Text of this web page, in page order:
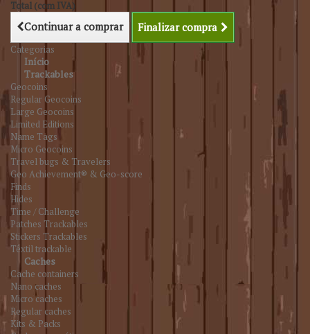
Total (com IVA)
Continuar a comprar Finalizar compra
Categorias
Início
Trackables
Geocoins
Regular Geocoins
Large Geocoins
Limited Editions
Name Tags
Micro Geocoins
Travel bugs & Travelers
Geo Achievement® & Geo-score
Finds
Hides
Time / Challenge
Patches Trackables
Stickers Trackables
Têxtil trackable
Caches
Cache containers
Nano caches
Micro caches
Regular caches
Kits & Packs